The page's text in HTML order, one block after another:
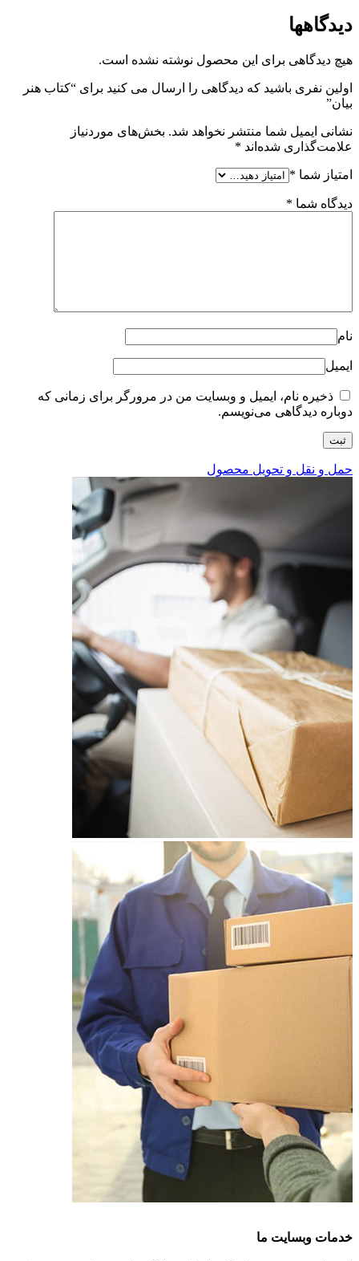
دیدگاهها
هیچ دیدگاهی برای این محصول نوشته نشده است.
اولین نفری باشید که دیدگاهی را ارسال می کنید برای “کتاب هنر
بیان”
نشانی ایمیل شما منتشر نخواهد شد. بخش‌های موردنیاز
علامت‌گذاری شده‌اند *
امتیاز شما *
دیدگاه شما *
نام
ایمیل
ذخیره نام، ایمیل و وبسایت من در مرورگر برای زمانی که
دوباره دیدگاهی می‌نویسم.
حمل و نقل و تحویل محصول
خدمات وبسایت ما